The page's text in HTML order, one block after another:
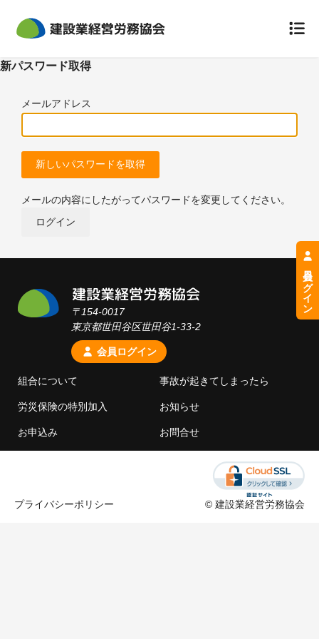
組合概要
災害防止規定
定款
個人情報のお取扱いについて
事故が起きてしまったら
労災保険特別加入
保険料と会費
労災の給付について
補償の対象となる範囲
給付基礎日額・保険料
健康診断が必要な場合
お知らせ
新パスワード取得
メールアドレス
メールの内容にしたがってパスワードを変更してください。
ログイン
〒154-0017
東京都世田谷区世田谷1-33-2
会員ログイン
組合について 事故が起きてしまったら
労災保険の特別加入 お知らせ
お申込み お問合せ
プライバシーポリシー © 建設業経営労務協会
会員ログイン